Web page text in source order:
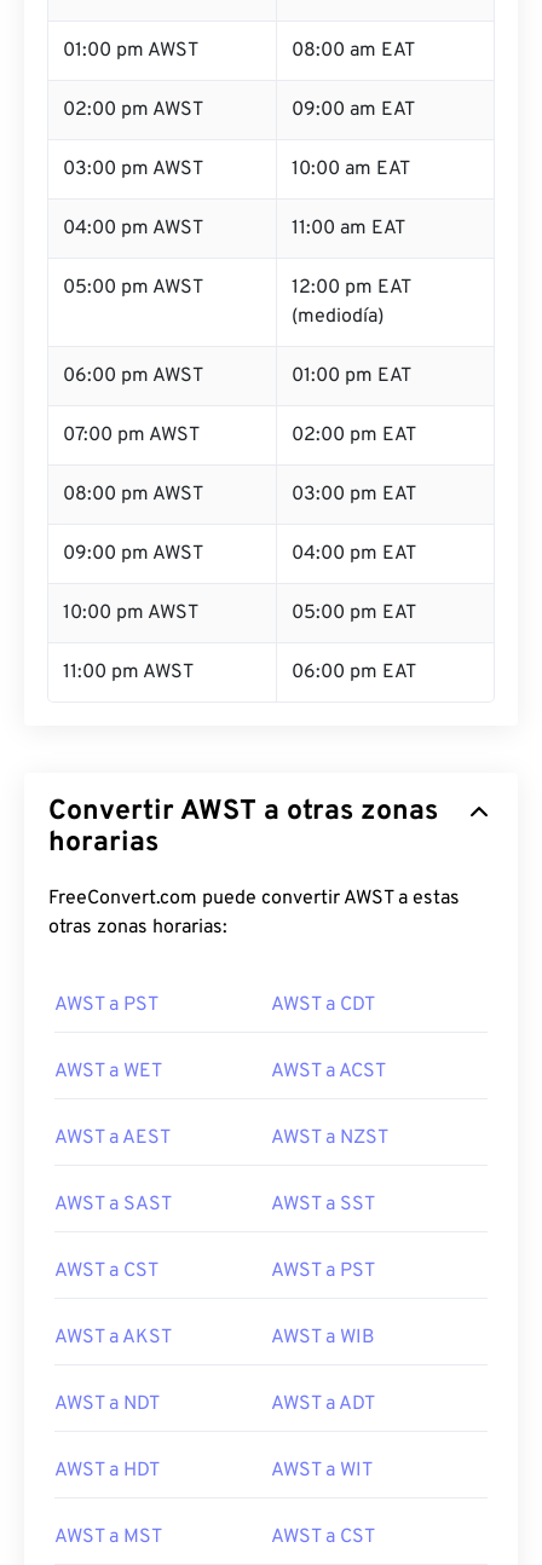
01:00 pm AWST 08:00 am EAT
02:00 pm AWST 09:00 am EAT
03:00 pm AWST 10:00 am EAT
04:00 pm AWST 11:00 am EAT
05:00 pm AWST
12:00 pm EAT
(mediodía)
06:00 pm AWST 01:00 pm EAT
07:00 pm AWST 02:00 pm EAT
08:00 pm AWST 03:00 pm EAT
09:00 pm AWST 04:00 pm EAT
10:00 pm AWST 05:00 pm EAT
11:00 pm AWST 06:00 pm EAT
Convertir AWST a otras zonas
horarias
FreeConvert.com puede convertir AWST a estas
otras zonas horarias:
AWST a PST AWST a CDT
AWST a WET AWST a ACST
AWST a AEST AWST a NZST
AWST a SAST AWST a SST
AWST a CST AWST a PST
AWST a AKST AWST a WIB
AWST a NDT AWST a ADT
AWST a HDT AWST a WIT
AWST a MST AWST a CST